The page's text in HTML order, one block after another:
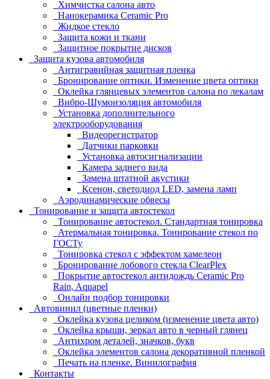
Химчистка салона авто
Нанокерамика Ceramic Pro
Жидкое стекло
Защита кожи и ткани
Защитное покрытие дисков
Защита кузова автомобиля
Антигравийная защитная пленка
Бронирование оптики. Изменение цвета оптики
Оклейка глянцевых элементов салона по лекалам
Вибро-Шумоизоляция автомобиля
Установка дополнительного
электрооборудования
Видеорегистратор
Датчики парковки
Установка автосигнализации
Камера заднего вида
Замена штатной акустики
Ксенон, светодиод LED, замена ламп
Аэродинамические обвесы
Тонирование и защита автостекол
Тонирование автостекол. Стандартная тонировка
Атермальная тонировка. Тонирование стекол по
ГОСТу
Тонировка стекол с эффектом хамелеон
Бронирование лобового стекла ClearPlex
Покрытие автостекол антидождь Ceramic Pro
Rain, Aquapel
Онлайн подбор тонировки
Автовинил (цветные пленки)
Оклейка кузова целиком (изменение цвета авто)
Оклейка крыши, зеркал авто в черный глянец
Антихром деталей, значков, букв
Оклейка элементов салона декоративной пленкой
Печать на пленке. Винилография
Контакты